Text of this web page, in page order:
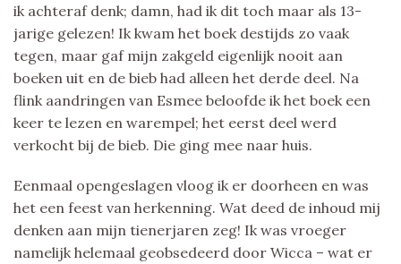
ik achteraf denk; damn, had ik dit toch maar als 13-
jarige gelezen! Ik kwam het boek destijds zo vaak
tegen, maar gaf mijn zakgeld eigenlijk nooit aan
boeken uit en de bieb had alleen het derde deel. Na
flink aandringen van Esmee beloofde ik het boek een
keer te lezen en warempel; het eerst deel werd
verkocht bij de bieb. Die ging mee naar huis.
Eenmaal opengeslagen vloog ik er doorheen en was
het een feest van herkenning. Wat deed de inhoud mij
denken aan mijn tienerjaren zeg! Ik was vroeger
namelijk helemaal geobsedeerd door Wicca – wat er